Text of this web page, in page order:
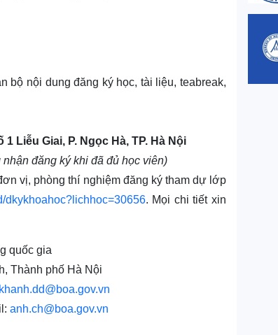
bộ nội dung đăng ký học, tài liệu, teabreak,
P. Ngọc Hà, TP. Hà Nội
đăng ký khi đã đủ học viên)
vị, phòng thí nghiệm đăng ký tham dự lớp
dkykhoahoc?lichhoc=30656. Mọi chi tiết xin
quốc gia
Thành phố Hà Nội
khanh.dd@boa.gov.vn
anh.ch@boa.gov.vn